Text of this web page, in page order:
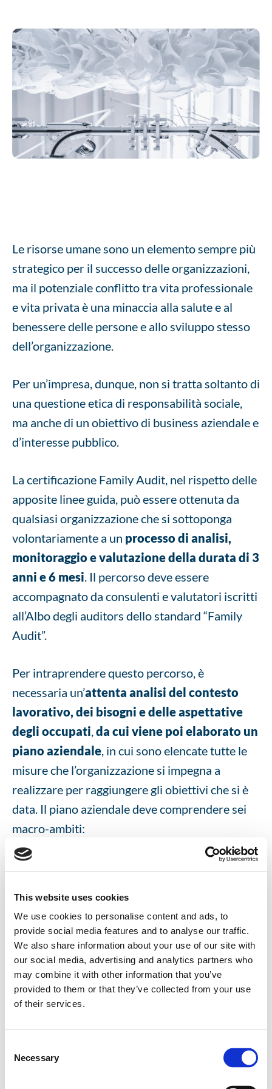
This website uses cookies
We use cookies to personalise content and ads, to
provide social media features and to analyse our traffic.
We also share information about your use of our site with
our social media, advertising and analytics partners who
may combine it with other information that you’ve
provided to them or that they’ve collected from your use
of their services.
Selection
Necessary
Le risorse umane sono un elemento sempre più
strategico per il successo delle organizzazioni,
ma il potenziale conflitto tra vita professionale
e vita privata è una minaccia alla salute e al
benessere delle persone e allo sviluppo stesso
dell’organizzazione.
Per un’impresa, dunque, non si tratta soltanto di
una questione etica di responsabilità sociale,
ma anche di un obiettivo di business aziendale e
d’interesse pubblico.
La certificazione Family Audit, nel rispetto delle
apposite linee guida, può essere ottenuta da
qualsiasi organizzazione che si sottoponga
volontariamente a un processo di analisi,
monitoraggio e valutazione della durata di 3
anni e 6 mesi. Il percorso deve essere
accompagnato da consulenti e valutatori iscritti
all’Albo degli auditors dello standard “Family
Audit”.
Per intraprendere questo percorso, è
necessaria un’attenta analisi del contesto
lavorativo, dei bisogni e delle aspettative
degli occupati,da cui viene poi elaborato un
piano aziendale, in cui sono elencate tutte le
misure che l’organizzazione si impegna a
realizzare per raggiungere gli obiettivi che si è
data. Il piano aziendale deve comprendere sei
macro-ambiti:
Organizzazione del lavoro
Cultura Aziendale / Diversity Equality &
Inclusion Mgt
Comunicazione
Welfare aziendale / People caring
Welfare territoriale
Una volta completata questa prima fase di
analisi, l’organizzazione ha
tre anni di tempo
per realizzare le misure previste nel Piano, con